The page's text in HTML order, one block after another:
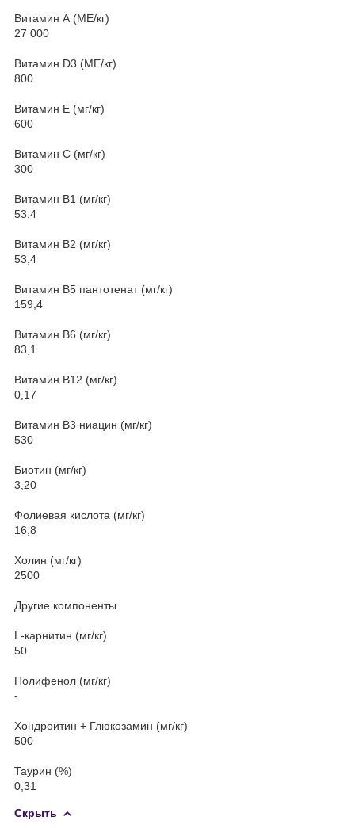
Витамин А (МЕ/кг)
27 000
Витамин D3 (МЕ/кг)
800
Витамин Е (мг/кг)
600
Витамин С (мг/кг)
300
Витамин В1 (мг/кг)
53,4
Витамин В2 (мг/кг)
53,4
Витамин В5 пантотенат (мг/кг)
159,4
Витамин В6 (мг/кг)
83,1
Витамин В12 (мг/кг)
0,17
Витамин В3 ниацин (мг/кг)
530
Биотин (мг/кг)
3,20
Фолиевая кислота (мг/кг)
16,8
Холин (мг/кг)
2500
Другие компоненты
L-карнитин (мг/кг)
50
Полифенол (мг/кг)
-
Хондроитин + Глюкозамин (мг/кг)
500
Таурин (%)
0,31
Скрыть